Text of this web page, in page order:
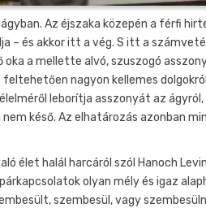
Az éjszaka közepén a férfi
– és akkor itt a vég. S itt a
a mellette alvó, szuszogó
nagyon kellemes
leborítja asszonyát az ágyról,
késő. Az elhatározás azonban
élet halál harcáról szól Hanoch
olyan mély és igaz
szembesül, vagy